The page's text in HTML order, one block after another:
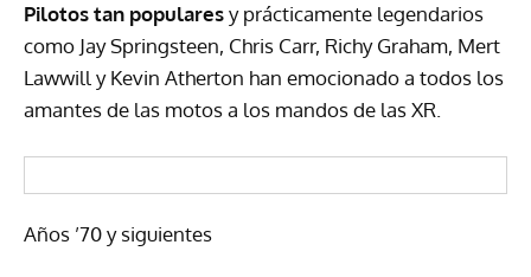
Pilotos tan popularesy prácticamente legendarios
como Jay Springsteen, Chris Carr, Richy Graham, Mert
Lawwill y Kevin Atherton han emocionado a todos los
amantes de las motos a los mandos de las XR.
Años ’70 y siguientes